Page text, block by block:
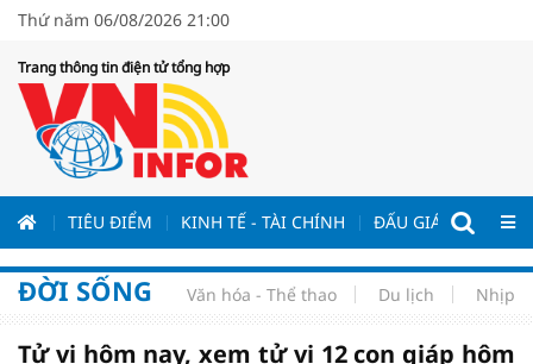
Thứ năm 06/08/2026 21:00
Trang thông tin điện tử tổng hợp
TIÊU ĐIỂM KINH TẾ - TÀI CHÍNH ĐẤU GIÁ - ĐẤU
ĐỜI SỐNG Văn hóa - Thể thao Du lịch Nhịp
Tử vi hôm nay, xem tử vi 12 con giáp hôm